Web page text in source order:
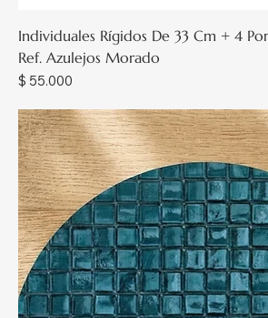
Individuales Rígidos De 33 Cm + 4
Ref. Azulejos Morado
Precio
$ 55.000